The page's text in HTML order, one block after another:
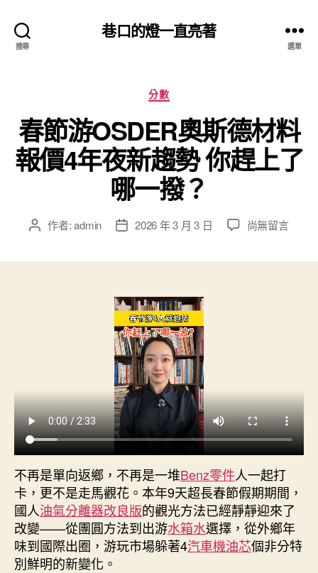
搜尋
巷口的燈一直亮著
選單
分
類
分數
春節游OSDER奧斯德材料
報價4年夜新趨勢 你趕上了
哪一撥？
文 作者:admin
文
期
2026 年 3 月 3 日
在
價
4
年
夜
新
趨
勢
你
趕
上
了
尚無留言
不再是單向返鄉，不再是一堆Benz零件人一起打
卡，更不是走馬觀花。本年9天超長春節假期期間，
國人油氣分離器改良版的觀光方法已經靜靜迎來了
改變——從團圓方法到出游水箱水選擇，從外鄉年
味到國際出圈，游玩市場躲著4汽車機油芯個非分特
別鮮明的新變化。